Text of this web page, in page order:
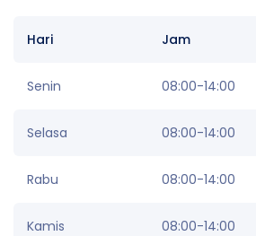
Hari Jam
Senin 08:00-14:00
Selasa 08:00-14:00
Rabu 08:00-14:00
Kamis 08:00-14:00